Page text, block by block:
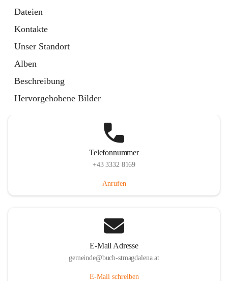
Dateien
Kontakte
Unser Standort
Alben
Beschreibung
Hervorgehobene Bilder
Telefonnummer
+43 3332 8169
Anrufen
E-Mail Adresse
gemeinde@buch-stmagdalena.at
E-Mail schreiben